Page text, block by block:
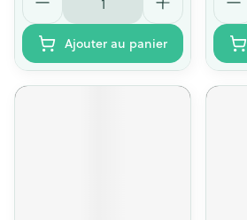
Ajouter au panier